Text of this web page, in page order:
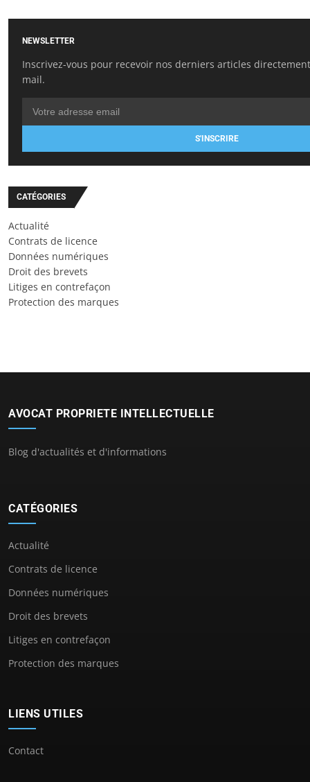
NEWSLETTER
Inscrivez-vous pour recevoir nos derniers articles
mail.
S'INSCRIRE
CATÉGORIES
Actualité
Contrats de licence
Données numériques
Droit des brevets
Litiges en contrefaçon
Protection des marques
AVOCAT PROPRIETE INTELLECTUELLE
Blog d'actualités et d'informations
CATÉGORIES
Actualité
Contrats de licence
Données numériques
Droit des brevets
Litiges en contrefaçon
Protection des marques
LIENS UTILES
Contact